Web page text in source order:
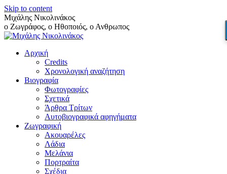
Skip to content
Μιχάλης Νικολινάκος
ο Ζωγράφος, ο Ηθοποιός, ο Ανθρωπος
Αρχική
Credits
Χρονολογική αναζήτηση
Βιογραφία
Φωτογραφίες
Σχετικά
Άρθρα Τρίτων
Αυτοβιογραφικά αφηγήματα
Ζωγραφική
Ακουαρέλες
Λάδια
Μελάνια
Πορτραίτα
Σχέδια